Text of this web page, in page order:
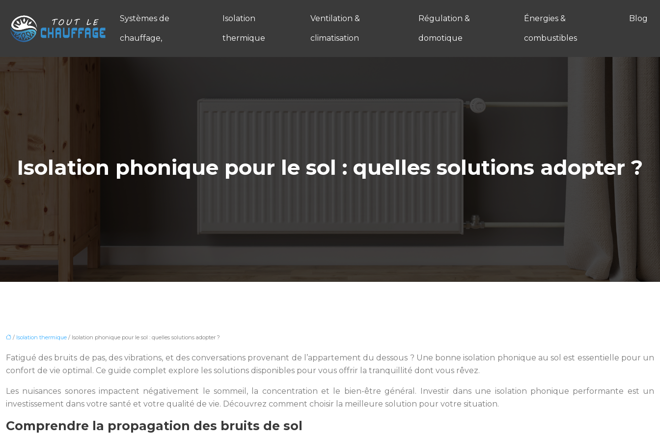
Systèmes de
chauffage,
Isolation
thermique
Ventilation &
climatisation
Régulation &
domotique
Énergies &
combustibles
Blog
Isolation phonique pour le sol : quelles solutions adopter ?
/ Isolation thermique / Isolation phonique pour le sol : quelles solutions adopter ?
Fatigué des bruits de pas, des vibrations, et des conversations provenant de l’appartement du dessous ? Une bonne isolation phonique au sol est essentielle pour un
confort de vie optimal. Ce guide complet explore les solutions disponibles pour vous offrir la tranquillité dont vous rêvez.
Les nuisances sonores impactent négativement le sommeil, la concentration et le bien-être général. Investir dans une isolation phonique performante est un
investissement dans votre santé et votre qualité de vie. Découvrez comment choisir la meilleure solution pour votre situation.
Comprendre la propagation des bruits de sol